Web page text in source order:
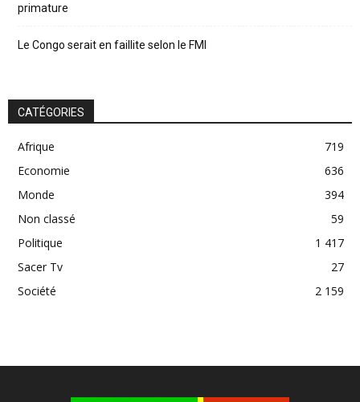
primature
Le Congo serait en faillite selon le FMI
CATÉGORIES
Afrique
719
Economie
636
Monde
394
Non classé
59
Politique
1 417
Sacer Tv
27
Société
2 159